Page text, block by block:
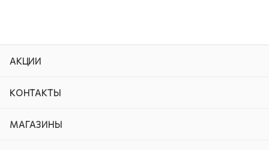
АКЦИИ
КОНТАКТЫ
МАГАЗИНЫ